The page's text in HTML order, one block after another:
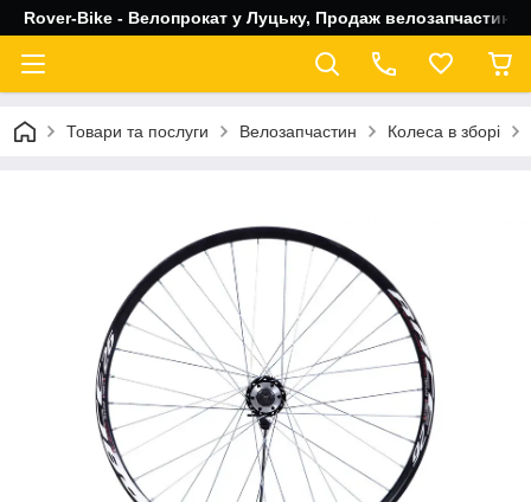
Rover-Bike - Велопрокат у Луцьку, Продаж велозапчастин,
Товари та послуги Велозапчастин Колеса в зборі